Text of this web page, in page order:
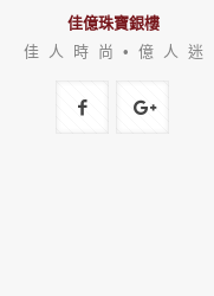
佳億珠寶銀樓
佳 人 時 尚 • 億 人 迷